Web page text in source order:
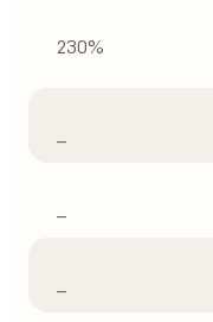
230%
–
–
–